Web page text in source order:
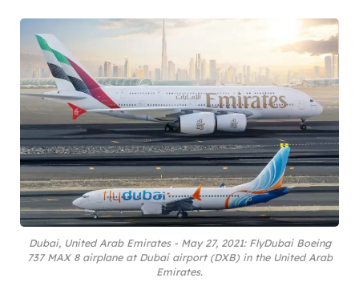
Dubai, United Arab Emirates - May 27, 2021: FlyDubai Boeing
737 MAX 8 airplane at Dubai airport (DXB) in the United Arab
Emirates.